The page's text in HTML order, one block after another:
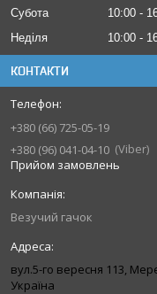
Субота
10:00
Неділя
10:00
КОНТАКТИ
+380 (66) 725-05-19
+380 (96) 041-04-10 Viber
Прийом замовлень
Везучий гачок
вул.5-го вересня 113,
Україна